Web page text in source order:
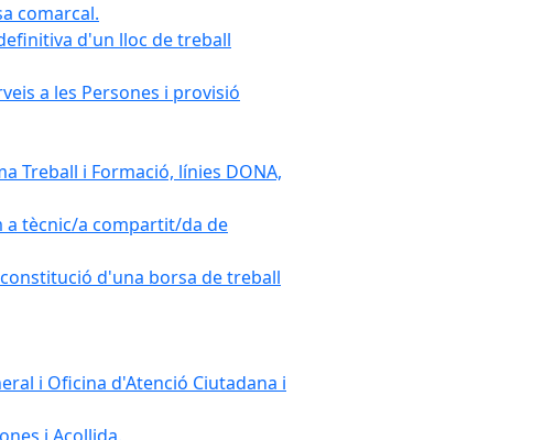
comarcal.
d'un lloc de treball
a les Persones i provisió
Treball i Formació, línies DONA,
a tècnic/a compartit/da de
d'una borsa de treball
i Oficina d'Atenció Ciutadana i